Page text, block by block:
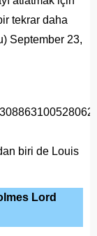
tekrar daha
September 23,
biri de Louis
Lord